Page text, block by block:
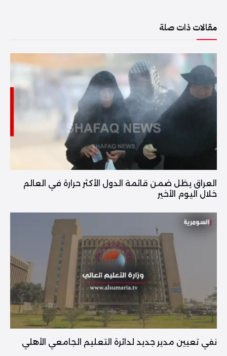
مقالات ذات صلة
العراق يظل ضمن قائمة الدول الأكثر حرارة في العالم
خلال اليوم الأخير
نفي تعيين مدير جديد لدائرة التعليم الجامعي الأهلي